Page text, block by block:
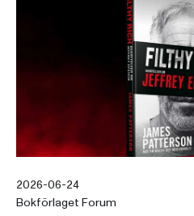
2026-06-24
Bokförlaget Forum